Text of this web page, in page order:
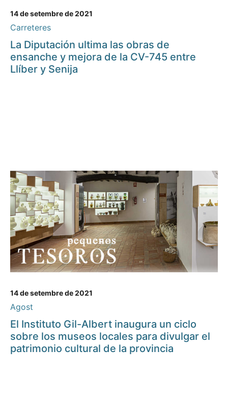
14 de setembre de 2021
Carreteres
La Diputación ultima las obras de
ensanche y mejora de la CV-745 entre
Llíber y Senija
14 de setembre de 2021
Agost
El Instituto Gil-Albert inaugura un ciclo
sobre los museos locales para divulgar el
patrimonio cultural de la provincia